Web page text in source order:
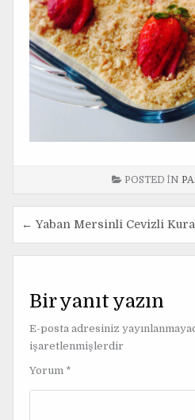
POSTED IN
Y
a
g
e
z
← Yaban Mersinli Cevizli
Bir yanıt yazın
E-posta adresiniz
işaretlenmişlerdir
Yorum *